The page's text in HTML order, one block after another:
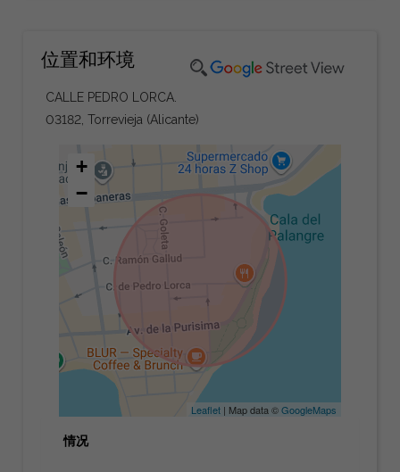
位置和环境
CALLE PEDRO LORCA.
03182, Torrevieja (Alicante)
+
−
Leaflet| Map data ©GoogleMaps
情况